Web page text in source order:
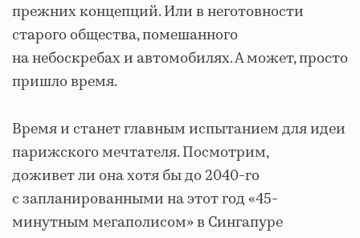
прежних концепций. Или в неготовности
старого общества, помешанного
на небоскребах и автомобилях. А может, просто
пришло время.
Время и станет главным испытанием для идеи
парижского мечтателя. Посмотрим,
доживет ли она хотя бы до 2040-го
с запланированными на этот год «45-
минутным мегаполисом» в Сингапуре